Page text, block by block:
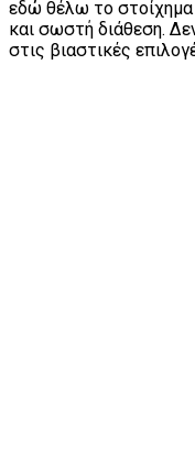
εδώ θέλω το
και σωστή διάθεση.
στις βιαστικές